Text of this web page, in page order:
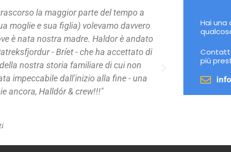
il mio tour con voi è probabilmente IL miglior tour che abbia
La mia guida Rico ha fissato un livello così alto che non
potrà mai essere all'altezza
Non posso dire abbastanza
sbalordita da quante cose meravigliose abbiamo
di tornare un giorno ai Fiordi Occidentali e prenoterò
nuovo i tour con voi".
Hai una
più